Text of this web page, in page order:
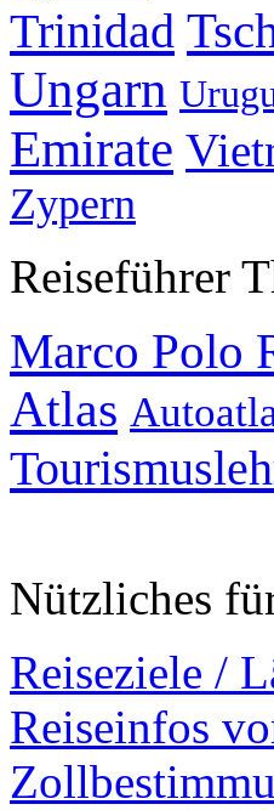
Trinidad
Ungarn
Emirate
Zypern
Reiseführer
Marco Polo
Atlas
Nützliches
Reiseziele /
Reiseinfos